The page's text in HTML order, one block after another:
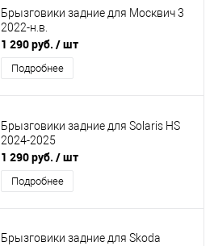
Брызговики задние для Москвич 3
2022-н.в.
1 290 руб. / шт
Подробнее
Брызговики задние для Solaris HS
2024-2025
1 290 руб. / шт
Подробнее
Брызговики задние для Skoda